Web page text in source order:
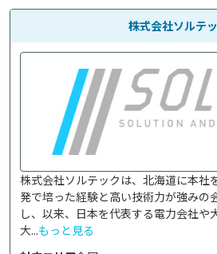
株式会社ソルテ
株式会社ソルテックは、北海道に本社
発で培った経験と高い技術力が強みの
し、以来、日本を代表する電力会社や
大...もっと見る